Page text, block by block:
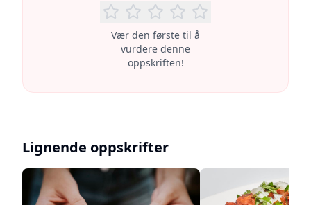
Vær den første til å
vurdere denne
oppskriften!
Lignende oppskrifter